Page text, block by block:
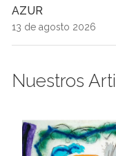
AZUR
13 de agosto 2026
Nuestros